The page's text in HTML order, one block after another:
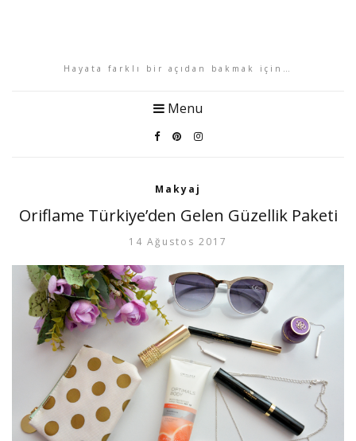
Hayata farklı bir açıdan bakmak için…
Menu
Makyaj
Oriflame Türkiye’den Gelen Güzellik Paketi
14 Ağustos 2017